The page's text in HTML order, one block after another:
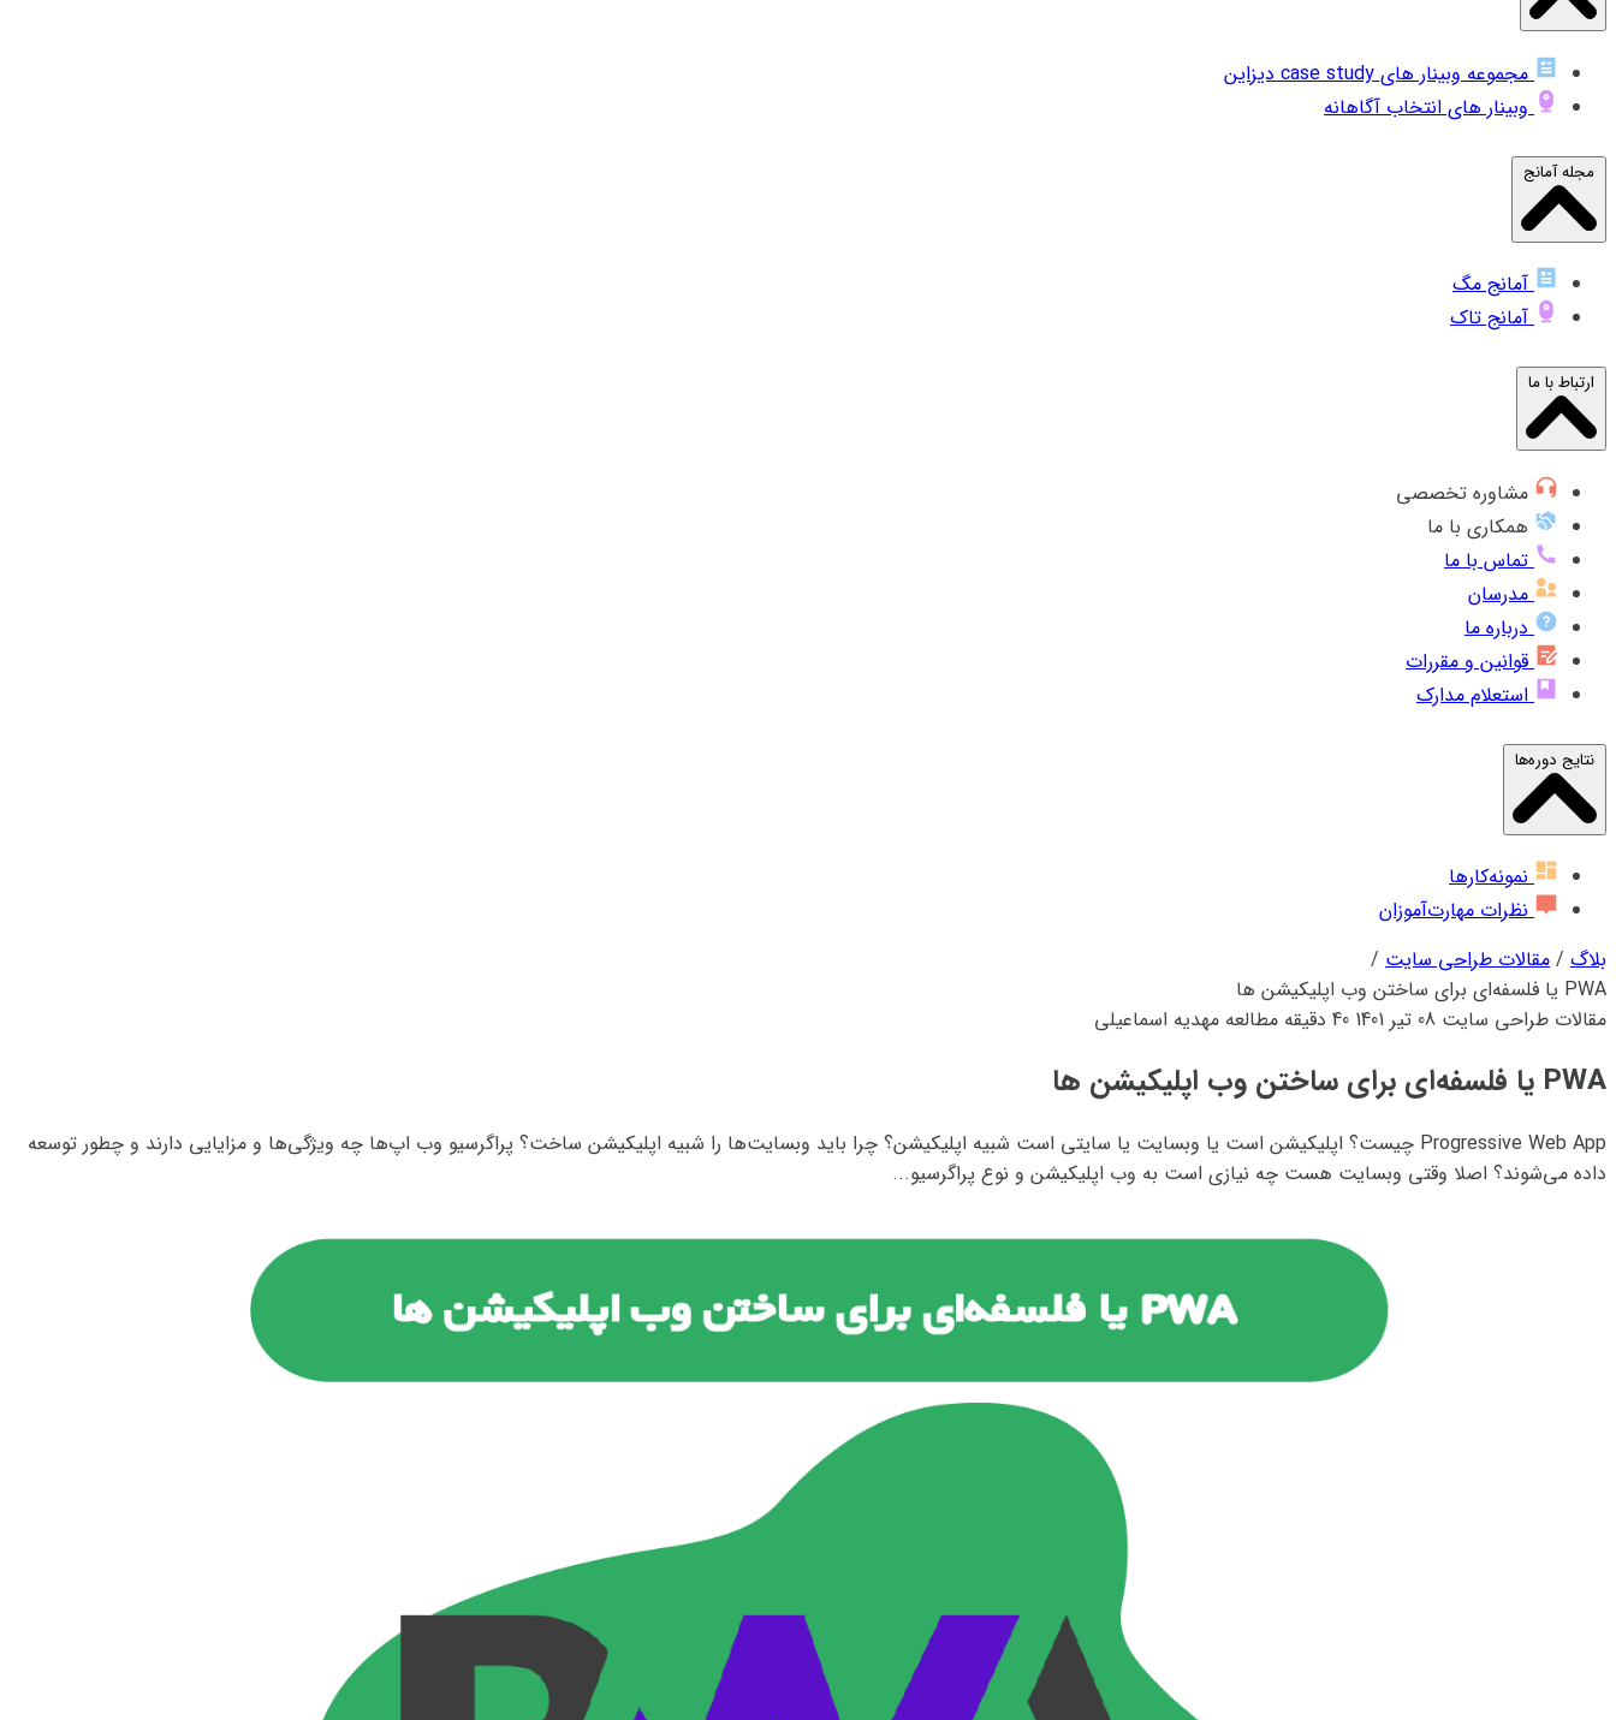
مجموعه وبینار های case study دیزاین
وبینار های انتخاب آگاهانه
مجله آمانج
آمانج مگ
آمانج تاک
ارتباط با ما
مشاوره تخصصی
همکاری با ما
تماس با ما
مدرسان
درباره ما
قوانین و مقررات
استعلام مدارک
نتایج دوره‌ها
نمونه‌کارها
نظرات مهارت‌آموزان
بلاگ / مقالات طراحی سایت /
PWA یا فلسفه‌ای برای ساختن وب اپلیکیشن‌ ها
مقالات طراحی سایت 08 تیر 1401 40 دقیقه مطالعه مهدیه اسماعیلی
PWA یا فلسفه‌ای برای ساختن وب اپلیکیشن‌ ها
Progressive Web App چیست؟ اپلیکیشن است یا وبسایت یا سایتی است شبیه اپلیکیشن؟ چرا باید وبسایت‌ها را شبیه اپلیکیشن ساخت؟ پراگرسیو وب اپ‌ها چه ویژگی‌ها و مزایایی دارند و چطور توسعه
داده می‌شوند؟ اصلا وقتی وبسایت هست چه نیازی است به وب اپلیکیشن و نوع پراگرسیو...